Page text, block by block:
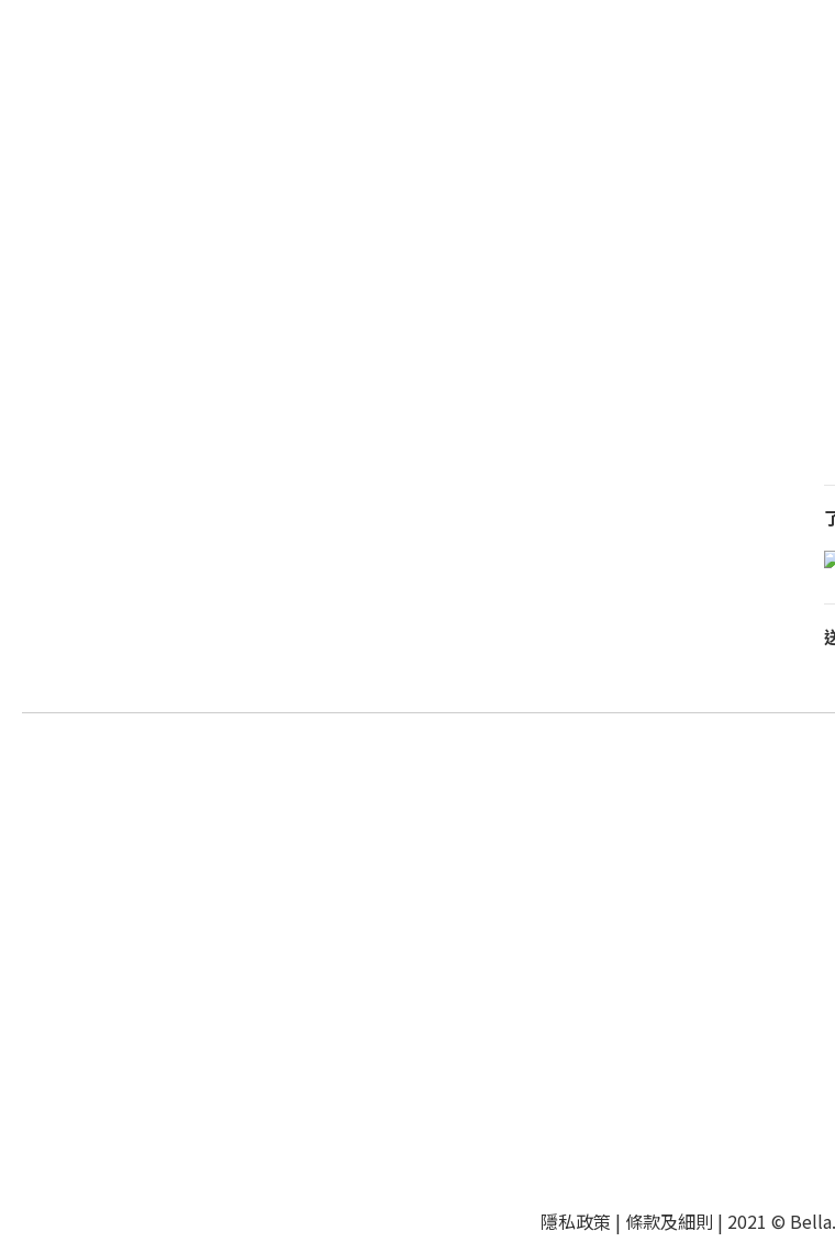
隱私政策 | 條款及細則 | 2021 ©